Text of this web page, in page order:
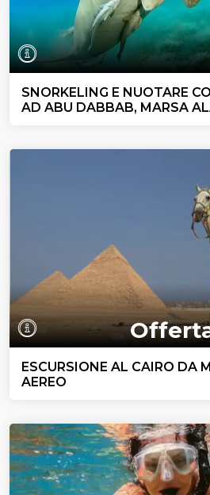
SNORKELING E NUOTARE
AD ABU DABBAB, MARSA
ESCURSIONE AL CAIRO DA
AEREO